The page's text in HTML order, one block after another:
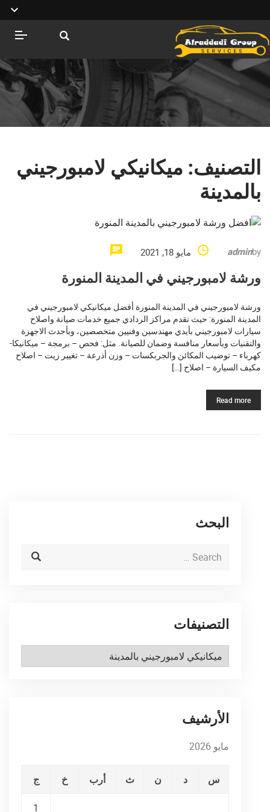
التصنيف: ميكانيكي لامبورجيني
بالمدينة
by
admin مايو 18, 2021
ورشة لامبورجيني في المدينة المنورة
ورشة لامبورجيني في المدينة المنورة أفضل ميكانيكي لامبورجيني في
المدينة المنورة: حيث تقدم مراكز الردادي جميع خدمات صيانة واصلاح
سيارات لامبورجيني بأيدي مهندسين وفنيين متخصصين، وبأحدث الاجهزة
والتقنيات وبأسعار منافسة وضمان للصيانة. مثل: فحص – برمجة – ميكانيكا-
كهرباء – توضيب المكائن والجربكسات – وزن أذرعة – تغيير زيت – اصلاح
مكيف السيارة – اصلاح […]
Read more
البحث
التصنيفات
التصنيفات
الأرشيف
مايو 2026
س د ن ث أرب خ ج
1